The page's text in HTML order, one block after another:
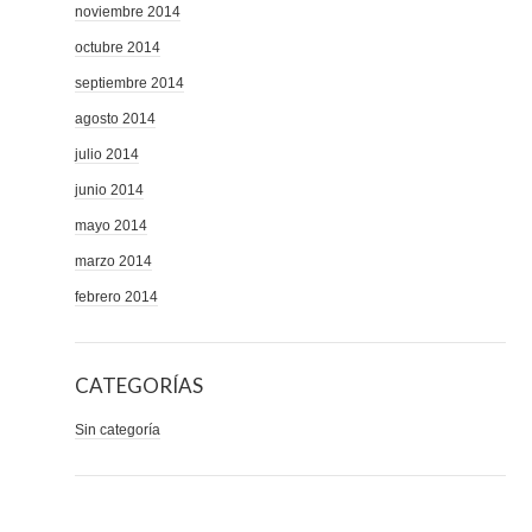
noviembre 2014
octubre 2014
septiembre 2014
agosto 2014
julio 2014
junio 2014
mayo 2014
marzo 2014
febrero 2014
CATEGORÍAS
Sin categoría